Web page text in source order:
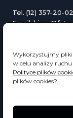
Wykorzystujmy pliki
w celu analizy ruchu
Polityce plików
plików cookies?
Tel. (12) 357-20-02
Email:
©